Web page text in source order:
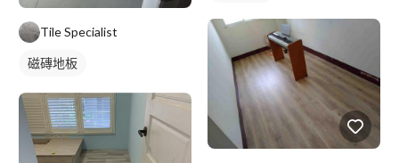
Tile Specialist
磁磚地板